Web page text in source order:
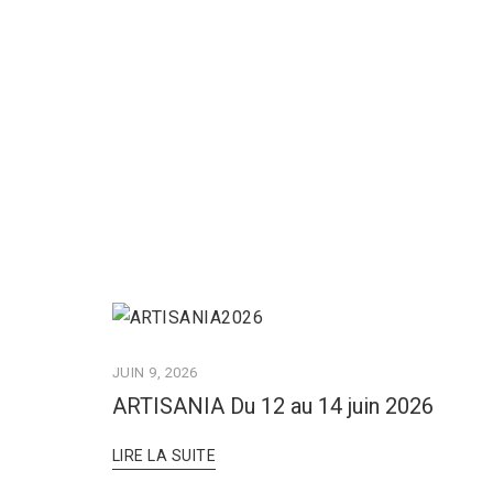
JUIN 9, 2026
ARTISANIA Du 12 au 14 juin 2026
LIRE LA SUITE